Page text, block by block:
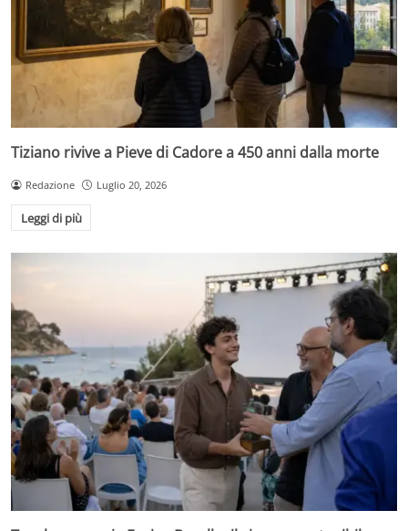
Tiziano rivive a Pieve di Cadore a 450 anni dalla morte
Redazione Luglio 20, 2026
Leggi di più